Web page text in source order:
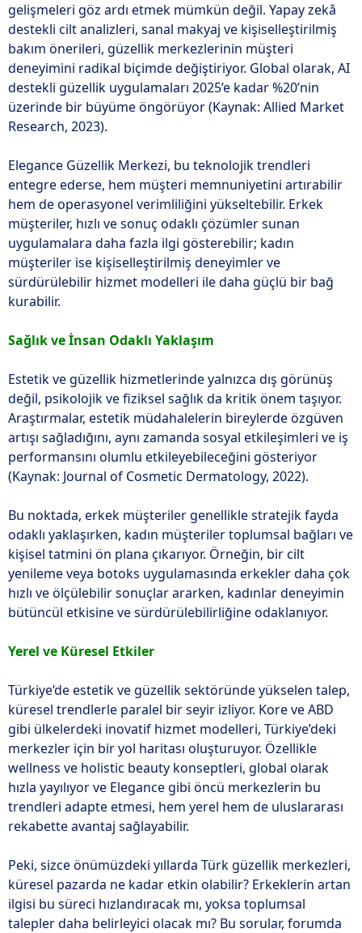
gelişmeleri göz ardı etmek mümkün değil. Yapay zekâ
destekli cilt analizleri, sanal makyaj ve kişiselleştirilmiş
bakım önerileri, güzellik merkezlerinin müşteri
deneyimini radikal biçimde değiştiriyor. Global olarak, AI
destekli güzellik uygulamaları 2025’e kadar %20’nin
üzerinde bir büyüme öngörüyor (Kaynak: Allied Market
Research, 2023).
Elegance Güzellik Merkezi, bu teknolojik trendleri
entegre ederse, hem müşteri memnuniyetini artırabilir
hem de operasyonel verimliliğini yükseltebilir. Erkek
müşteriler, hızlı ve sonuç odaklı çözümler sunan
uygulamalara daha fazla ilgi gösterebilir; kadın
müşteriler ise kişiselleştirilmiş deneyimler ve
sürdürülebilir hizmet modelleri ile daha güçlü bir bağ
kurabilir.
Sağlık ve İnsan Odaklı Yaklaşım
Estetik ve güzellik hizmetlerinde yalnızca dış görünüş
değil, psikolojik ve fiziksel sağlık da kritik önem taşıyor.
Araştırmalar, estetik müdahalelerin bireylerde özgüven
artışı sağladığını, aynı zamanda sosyal etkileşimleri ve iş
performansını olumlu etkileyebileceğini gösteriyor
(Kaynak: Journal of Cosmetic Dermatology, 2022).
Bu noktada, erkek müşteriler genellikle stratejik fayda
odaklı yaklaşırken, kadın müşteriler toplumsal bağları ve
kişisel tatmini ön plana çıkarıyor. Örneğin, bir cilt
yenileme veya botoks uygulamasında erkekler daha çok
hızlı ve ölçülebilir sonuçlar ararken, kadınlar deneyimin
bütüncül etkisine ve sürdürülebilirliğine odaklanıyor.
Yerel ve Küresel Etkiler
Türkiye’de estetik ve güzellik sektöründe yükselen talep,
küresel trendlerle paralel bir seyir izliyor. Kore ve ABD
gibi ülkelerdeki inovatif hizmet modelleri, Türkiye’deki
merkezler için bir yol haritası oluşturuyor. Özellikle
wellness ve holistic beauty konseptleri, global olarak
hızla yayılıyor ve Elegance gibi öncü merkezlerin bu
trendleri adapte etmesi, hem yerel hem de uluslararası
rekabette avantaj sağlayabilir.
Peki, sizce önümüzdeki yıllarda Türk güzellik merkezleri,
küresel pazarda ne kadar etkin olabilir? Erkeklerin artan
ilgisi bu süreci hızlandıracak mı, yoksa toplumsal
talepler daha belirleyici olacak mı? Bu sorular, forumda